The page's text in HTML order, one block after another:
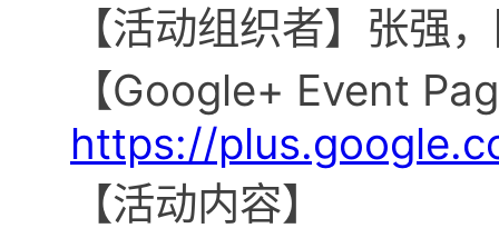
【活动组织者】张强
【Google+ Event
https://
【活动内容】